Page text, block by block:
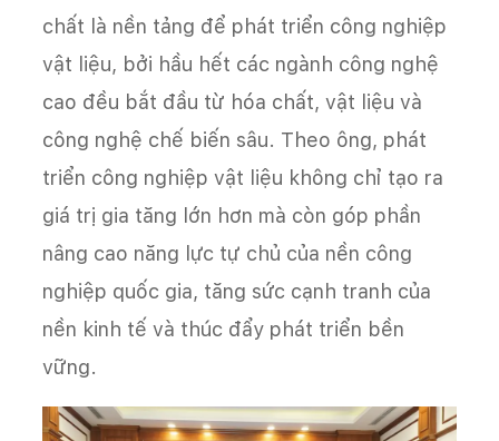
chất là nền tảng để phát triển công nghiệp
vật liệu, bởi hầu hết các ngành công nghệ
cao đều bắt đầu từ hóa chất, vật liệu và
công nghệ chế biến sâu. Theo ông, phát
triển công nghiệp vật liệu không chỉ tạo ra
giá trị gia tăng lớn hơn mà còn góp phần
nâng cao năng lực tự chủ của nền công
nghiệp quốc gia, tăng sức cạnh tranh của
nền kinh tế và thúc đẩy phát triển bền
vững.